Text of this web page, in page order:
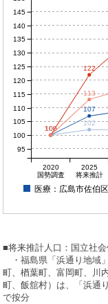
100
107
100
102
100
122
100
113
2020
国勢調査
2025
将来推計
95
100
105
110
115
120
125
130
135
140
145
医療：広島市佐伯区
■将来推計人口：国立社
・福島県「浜通り地域
町、楢葉町、富岡町、川
町、飯舘村）は、「浜通
で按分